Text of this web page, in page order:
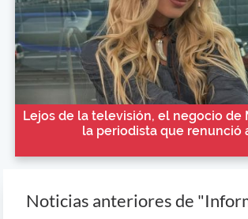
Lejos de la televisión, el negocio de
la periodista que renunció
Noticias anteriores de